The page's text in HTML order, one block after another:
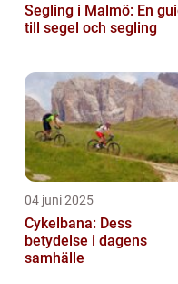
Segling i Malmö: En
till segel och segling
04 juni 2025
Cykelbana: Dess
betydelse i dagens
samhälle